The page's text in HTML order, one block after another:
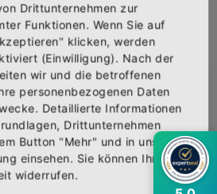
DEN WARENKORB
DIE WUNSCHLISTE
BEWERTUNGEN
unseren Newsletter
News über neue
einen 10% Gutschein für
Drittunternehmen zur
Funktionen. Wenn Sie auf
klicken, werden
(Einwilligung). Nach der
wir und die betroffenen
personenbezogenen Daten
Detaillierte Informationen
Drittunternehmen
Button "Mehr" und in unserer
einsehen. Sie können Ihre
widerrufen.